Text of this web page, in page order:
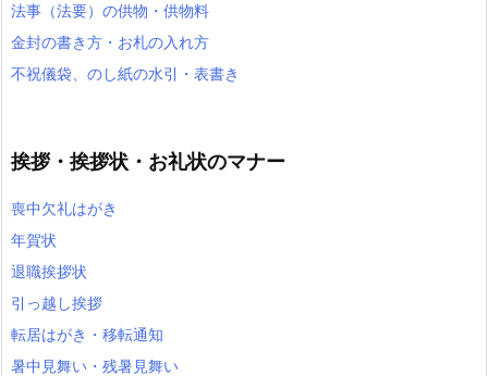
法事（法要）の供物・供物料
金封の書き方・お札の入れ方
不祝儀袋、のし紙の水引・表書き
挨拶・挨拶状・お礼状のマナー
喪中欠礼はがき
年賀状
退職挨拶状
引っ越し挨拶
転居はがき・移転通知
暑中見舞い・残暑見舞い